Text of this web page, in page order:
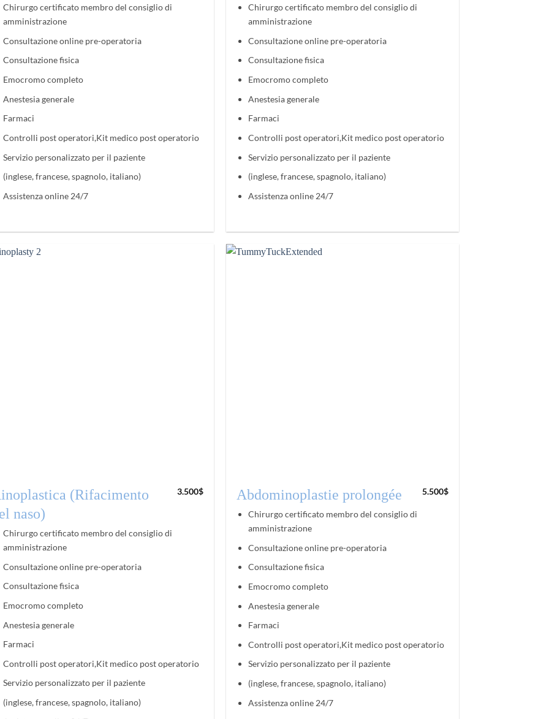
Chirurgo certificato membro del consiglio di
amministrazione
Consultazione online pre-operatoria
Consultazione fisica
Emocromo completo
Anestesia generale
Farmaci
Controlli post operatori,Kit medico post operatorio
Servizio personalizzato per il paziente
(inglese, francese, spagnolo, italiano)
Assistenza online 24/7
Chirurgo certificato membro del consiglio di
amministrazione
Consultazione online pre-operatoria
Consultazione fisica
Emocromo completo
Anestesia generale
Farmaci
Controlli post operatori,Kit medico post operatorio
Servizio personalizzato per il paziente
(inglese, francese, spagnolo, italiano)
Assistenza online 24/7
(Rifacimento
naso)
3.500$
Chirurgo certificato membro del consiglio di
amministrazione
Consultazione online pre-operatoria
Consultazione fisica
Emocromo completo
Anestesia generale
Farmaci
Controlli post operatori,Kit medico post operatorio
Servizio personalizzato per il paziente
(inglese, francese, spagnolo, italiano)
Abdominoplastie prolongée 5.500$
Chirurgo certificato membro del consiglio di
amministrazione
Consultazione online pre-operatoria
Consultazione fisica
Emocromo completo
Anestesia generale
Farmaci
Controlli post operatori,Kit medico post operatorio
Servizio personalizzato per il paziente
(inglese, francese, spagnolo, italiano)
Assistenza online 24/7